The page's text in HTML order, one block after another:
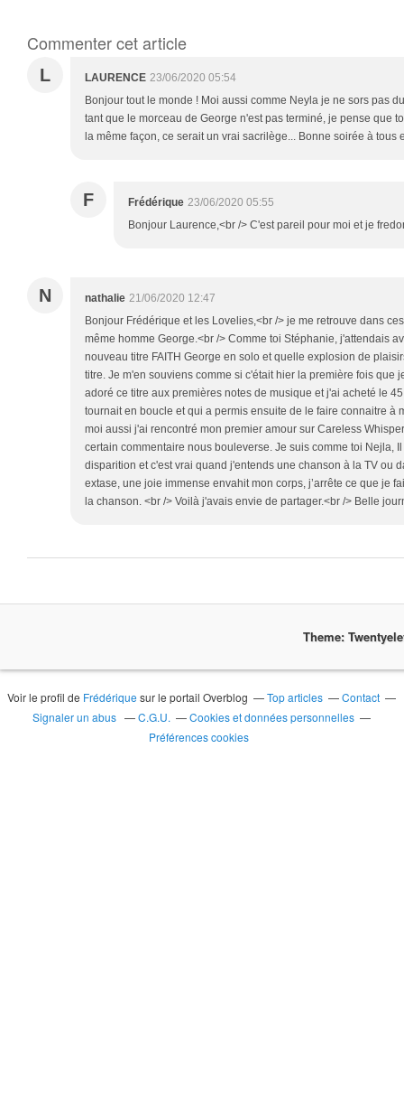
Commenter cet article
L LAURENCE 23/06/2020 05:54
Bonjour tout le monde ! Moi aussi comme Neyla je ne sors pas
tant que le morceau de George n'est pas terminé, je pense que
la même façon, ce serait un vrai sacrilège... Bonne soirée à tous
F Frédérique 23/06/2020 05:55
Bonjour Laurence,<br /> C'est pareil pour moi et je
N nathalie 21/06/2020 12:47
Bonjour Frédérique et les Lovelies,<br /> je me retrouve dans
même homme George.<br /> Comme toi Stéphanie, j'attendais
nouveau titre FAITH George en solo et quelle explosion de
titre. Je m'en souviens comme si c'était hier la première fois que
adoré ce titre aux premières notes de musique et j'ai acheté le
tournait en boucle et qui a permis ensuite de le faire connaitre à
moi aussi j'ai rencontré mon premier amour sur Careless
certain commentaire nous bouleverse. Je suis comme toi Nejla,
disparition et c'est vrai quand j'entends une chanson à la TV ou
extase, une joie immense envahit mon corps, j’arrête ce que je
la chanson. <br /> Voilà j'avais envie de partager.<br /> Belle
Theme:
Voir le profil de Frédérique sur le portail Overblog Top articles
Contact
Signaler un abus
C.G.U.
Cookies et données personnelles
Préférences cookies